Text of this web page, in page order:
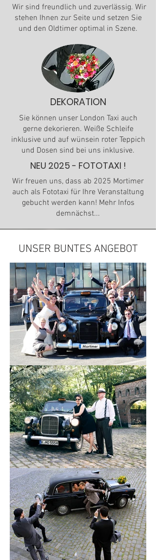
Wir sind freundlich und zuverlässig. Wir
stehen Ihnen zur Seite und setzen Sie
und den Oldtimer optimal in Szene.
DEKORATION
Sie können unser London Taxi auch
gerne dekorieren. Weiße Schleife
inklusive und auf wünsein roter Teppich
und Dosen sind bei uns inklusive.
NEU 2025 - FOTOTAXI !
Wir freuen uns, dass ab 2025 Mortimer
auch als Fototaxi für Ihre Veranstaltung
gebucht werden kann! Mehr Infos
demnächst...
UNSER BUNTES ANGEBOT